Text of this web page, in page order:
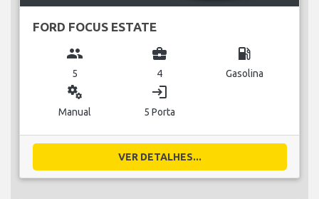
FORD FOCUS ESTATE
group
5
business_center
4
local_gas_station
Gasolina
miscellaneous_services
Manual
login
5 Porta
VER DETALHES...